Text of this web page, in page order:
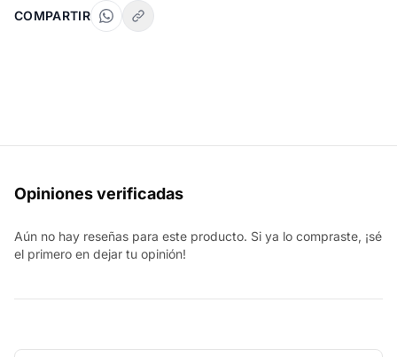
COMPARTIR
Opiniones verificadas
Aún no hay reseñas para este producto. Si ya lo compraste, ¡sé
el primero en dejar tu opinión!